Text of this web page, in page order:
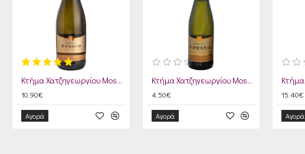
Κτήμα Χατζηγεωργίου Moscato D' Ifestia 750ml
10.90€
Αγορά
Κτήμα Χατζηγεωργίου Moscato D Ifestia 200ml
4.50€
Αγορά
15.40€
Αγορά